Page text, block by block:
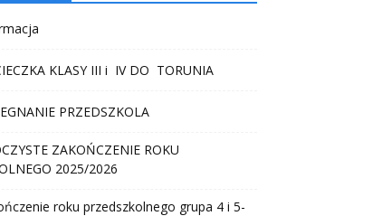
KLASY III i IV DO TORUNIA
PRZEDSZKOLA
ZAKOŃCZENIE ROKU
2025/2026
roku przedszkolnego grupa 4 i 5-